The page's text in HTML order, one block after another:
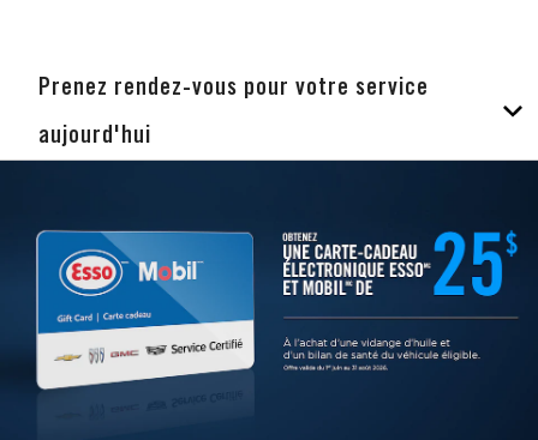
Prenez rendez-vous pour votre service
aujourd'hui